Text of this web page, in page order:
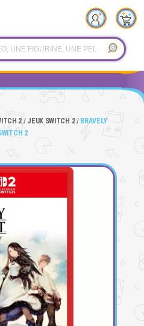
2 JEUX SWITCH 2
BRAVELY
2